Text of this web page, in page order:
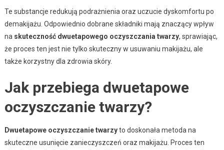
Te substancje redukują podrażnienia oraz uczucie dyskomfortu po
demakijażu. Odpowiednio dobrane składniki mają znaczący wpływ
na skuteczność dwuetapowego oczyszczania twarzy, sprawiając,
że proces ten jest nie tylko skuteczny w usuwaniu makijażu, ale
także korzystny dla zdrowia skóry.
Jak przebiega dwuetapowe
oczyszczanie twarzy?
Dwuetapowe oczyszczanie twarzyto doskonała metoda na
skuteczne usunięcie zanieczyszczeń oraz makijażu. Proces ten